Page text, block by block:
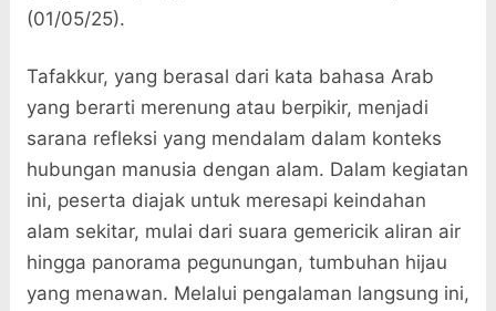
(01/05/25).
Tafakkur, yang berasal dari kata bahasa Arab
yang berarti merenung atau berpikir, menjadi
sarana refleksi yang mendalam dalam konteks
hubungan manusia dengan alam. Dalam kegiatan
ini, peserta diajak untuk meresapi keindahan
alam sekitar, mulai dari suara gemericik aliran air
hingga panorama pegunungan, tumbuhan hijau
yang menawan. Melalui pengalaman langsung ini,